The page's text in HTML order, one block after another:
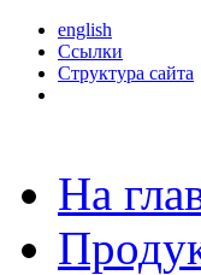
english
Ссылки
Структура сайта
На